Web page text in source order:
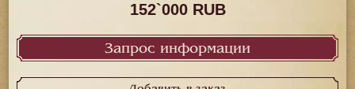
152`000 RUB
Запрос информации